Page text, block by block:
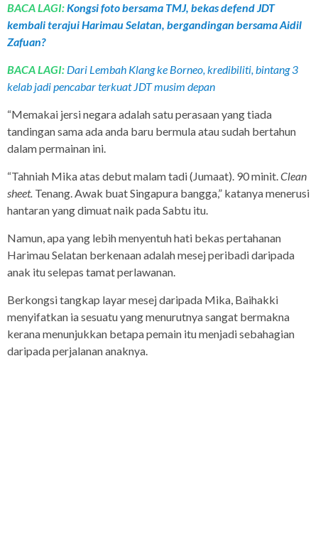
BACA LAGI:Kongsi foto bersama TMJ, bekas defend JDT
kembali terajui Harimau Selatan, bergandingan bersama Aidil
Zafuan?
BACA LAGI: Dari Lembah Klang ke Borneo, kredibiliti, bintang 3
kelab jadi pencabar terkuat JDT musim depan
“Memakai jersi negara adalah satu perasaan yang tiada
tandingan sama ada anda baru bermula atau sudah bertahun
dalam permainan ini.
“Tahniah Mika atas debut malam tadi (Jumaat). 90 minit.Clean
sheet. Tenang. Awak buat Singapura bangga,” katanya menerusi
hantaran yang dimuat naik pada Sabtu itu.
Namun, apa yang lebih menyentuh hati bekas pertahanan
Harimau Selatan berkenaan adalah mesej peribadi daripada
anak itu selepas tamat perlawanan.
Berkongsi tangkap layar mesej daripada Mika, Baihakki
menyifatkan ia sesuatu yang menurutnya sangat bermakna
kerana menunjukkan betapa pemain itu menjadi sebahagian
daripada perjalanan anaknya.